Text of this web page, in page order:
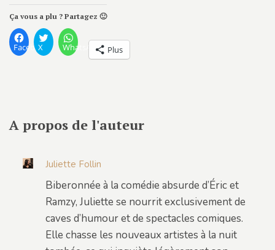
Ça vous a plu ? Partagez 🙂
Facebook
X WhatsApp Plus
A propos de l'auteur
Juliette Follin
Biberonnée à la comédie absurde d’Éric et
Ramzy, Juliette se nourrit exclusivement de
caves d’humour et de spectacles comiques.
Elle chasse les nouveaux artistes à la nuit